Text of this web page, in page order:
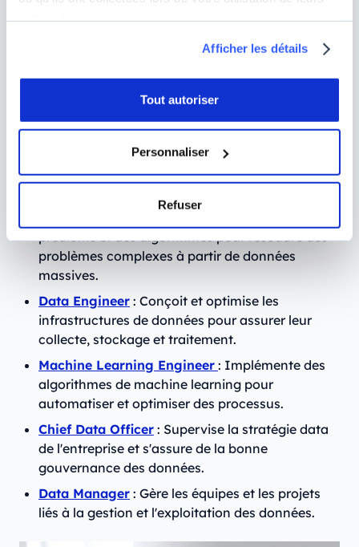
Afficher les détails
Tout autoriser
Personnaliser
Refuser
les plus recherchés par les recruteurs :
extraire des insights permettant d'améliorer les
stratégies d'entreprise.
Business Analyst: Utilise les données pour
identifier les besoins métiers et proposer des
prédictifs et des algorithmes pour résoudre des
problèmes complexes à partir de données
massives.
Data Engineer : Conçoit et optimise les
infrastructures de données pour assurer leur
collecte, stockage et traitement.
Machine Learning Engineer : Implémente des
algorithmes de machine learning pour
automatiser et optimiser des processus.
Chief Data Officer : Supervise la stratégie data
de l'entreprise et s'assure de la bonne
gouvernance des données.
Data Manager : Gère les équipes et les projets
liés à la gestion et l'exploitation des données.